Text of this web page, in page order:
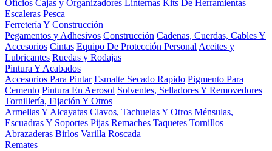
Ofícios Cajas y Organizadores Linternas Kits De Herramientas
Escaleras Pesca
Ferretería Y Construcción
Pegamentos y Adhesivos Construcción Cadenas, Cuerdas, Cables Y
Accesorios Cintas Equipo De Protección Personal Aceites y
Lubricantes Ruedas y Rodajas
Pintura Y Acabados
Accesorios Para Pintar Esmalte Secado Rapido Pigmento Para
Cemento Pintura En Aerosol Solventes, Selladores Y Removedores
Tornillería, Fijación Y Otros
Armellas Y Alcayatas Clavos, Tachuelas Y Otros Ménsulas,
Escuadras Y Soportes Pijas Remaches Taquetes Tornillos
Abrazaderas Birlos Varilla Roscada
Remates